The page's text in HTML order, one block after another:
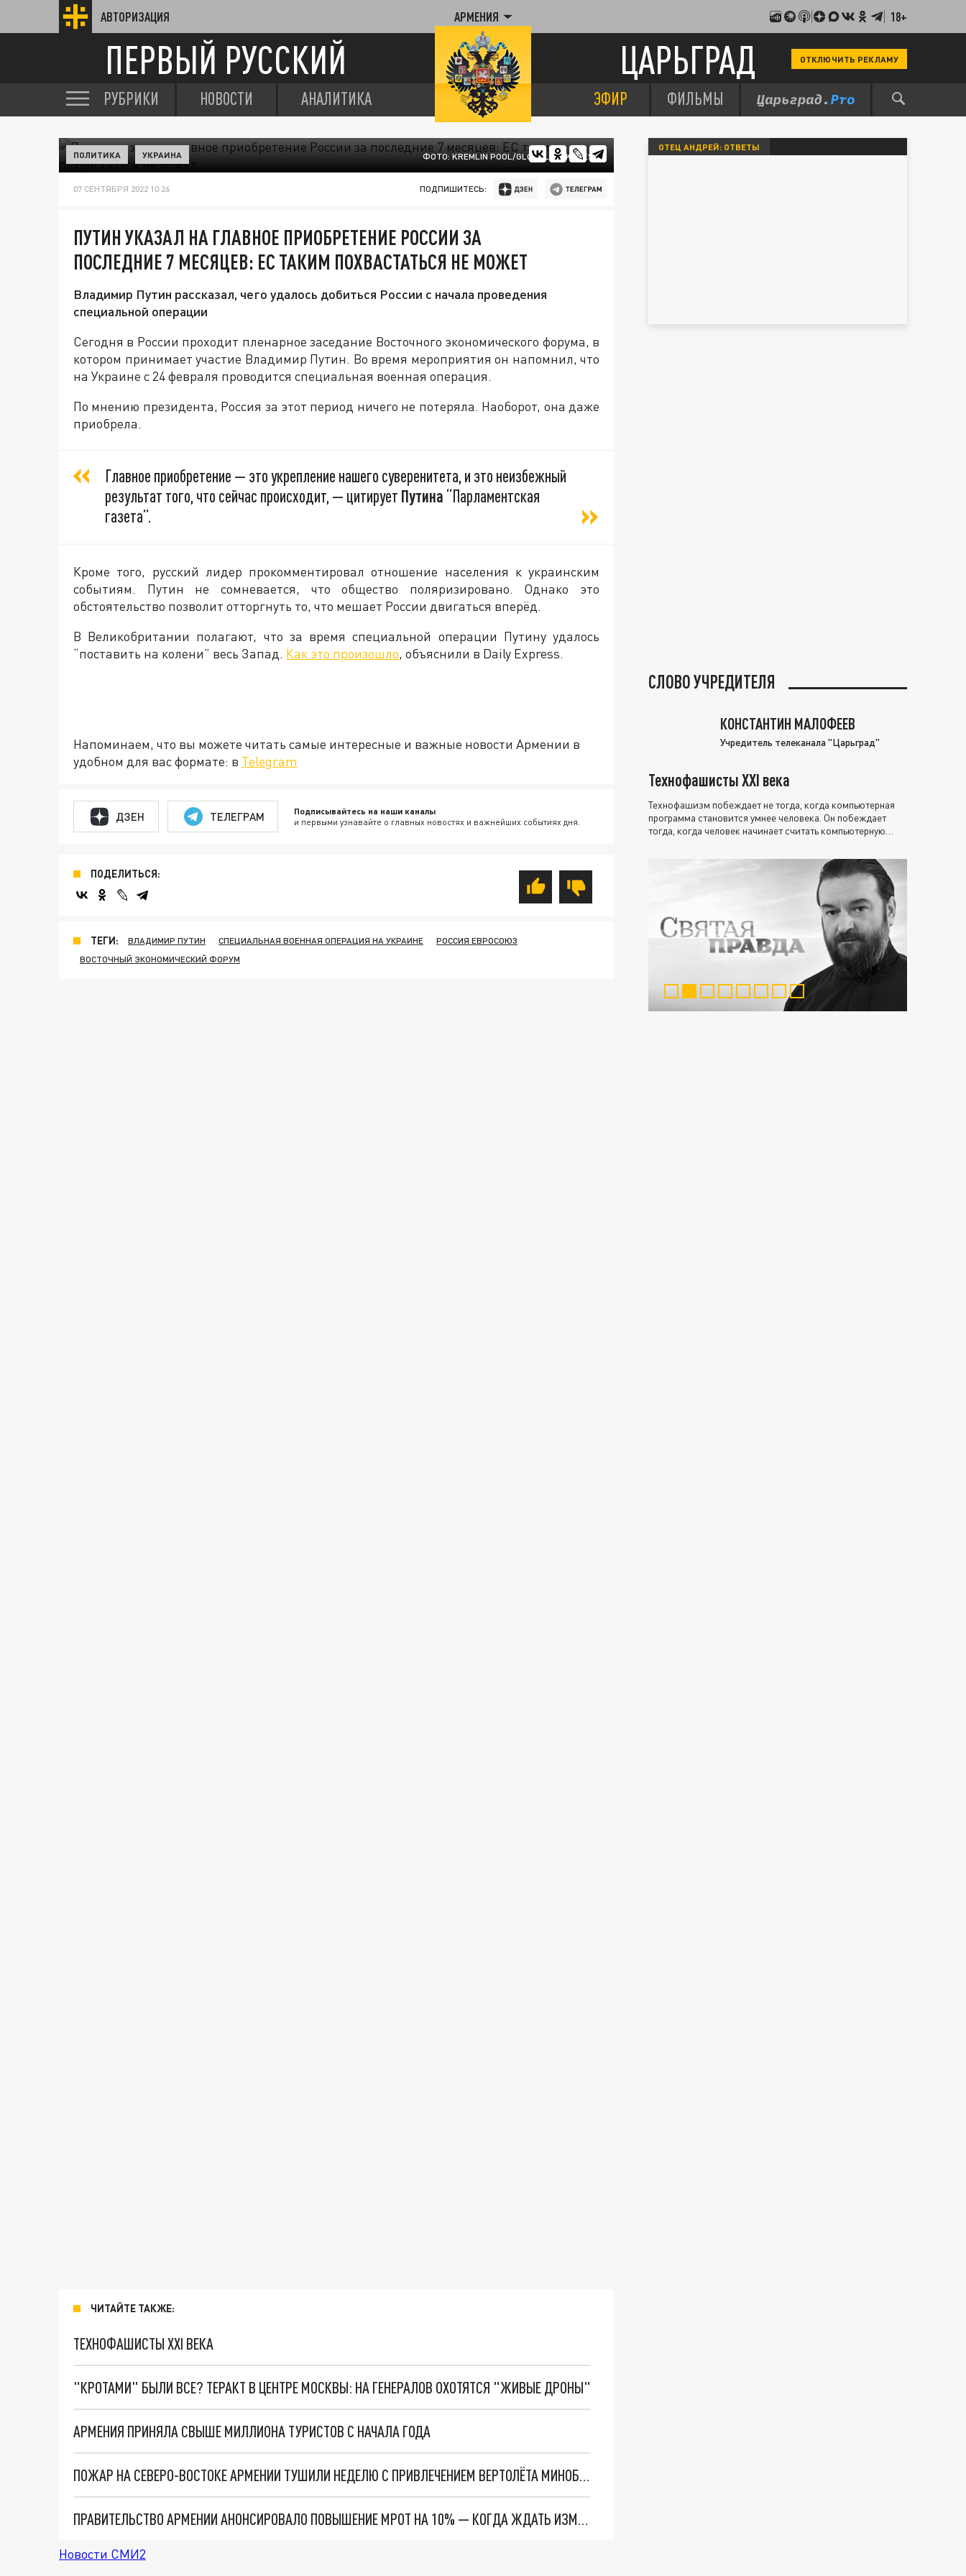
АВТОРИЗАЦИЯ АРМЕНИЯ 18+
ПЕРВЫЙ РУССКИЙ ЦАРЬГРАД ОТКЛЮЧИТЬ РЕКЛАМУ
РУБРИКИ НОВОСТИ АНАЛИТИКА ЭФИР ФИЛЬМЫ
ФОТО: KREMLIN POOL/GLOBALLOOKPRESS
ПОЛИТИКА УКРАИНА
07 СЕНТЯБРЯ 2022 10:26 ПОДПИШИТЕСЬ:
ПУТИН УКАЗАЛ НА ГЛАВНОЕ ПРИОБРЕТЕНИЕ РОССИИ ЗА
ПОСЛЕДНИЕ 7 МЕСЯЦЕВ: ЕС ТАКИМ ПОХВАСТАТЬСЯ НЕ МОЖЕТ
Владимир Путин рассказал, чего удалось добиться России с начала проведения
специальной операции
Сегодня в России проходит пленарное заседание Восточного экономического форума, в
котором принимает участие Владимир Путин. Во время мероприятия он напомнил, что
на Украине с 24 февраля проводится специальная военная операция.
По мнению президента, Россия за этот период ничего не потеряла. Наоборот, она даже
приобрела.
Главное приобретение — это укрепление нашего суверенитета, и это неизбежный
результат того, что сейчас происходит, — цитирует Путина “Парламентская
газета”.
Кроме того, русский лидер прокомментировал отношение населения к украинским
событиям. Путин не сомневается, что общество поляризировано. Однако это
обстоятельство позволит отторгнуть то, что мешает России двигаться вперёд.
В Великобритании полагают, что за время специальной операции Путину удалось
“поставить на колени” весь Запад. Как это произошло, объяснили в Daily Express.
Напоминаем, что вы можете читать самые интересные и важные новости Армении в
удобном для вас формате: в Telegram
ДЗЕН ТЕЛЕГРАМ Подписывайтесь на наши каналы
и первыми узнавайте о главных новостях и важнейших событиях дня.
ПОДЕЛИТЬСЯ:
ТЕГИ: ВЛАДИМИР ПУТИН СПЕЦИАЛЬНАЯ ВОЕННАЯ ОПЕРАЦИЯ НА УКРАИНЕ
РОССИЯ ЕВРОСОЮЗ
ВОСТОЧНЫЙ ЭКОНОМИЧЕСКИЙ ФОРУМ
ЧИТАЙТЕ ТАКЖЕ:
ТЕХНОФАШИСТЫ XXI ВЕКА
"КРОТАМИ" БЫЛИ ВСЕ? ТЕРАКТ В ЦЕНТРЕ МОСКВЫ: НА ГЕНЕРАЛОВ ОХОТЯТСЯ "ЖИВЫЕ ДРОНЫ"
АРМЕНИЯ ПРИНЯЛА СВЫШЕ МИЛЛИОНА ТУРИСТОВ С НАЧАЛА ГОДА
ПОЖАР НА СЕВЕРО-ВОСТОКЕ АРМЕНИИ ТУШИЛИ НЕДЕЛЮ С ПРИВЛЕЧЕНИЕМ ВЕРТОЛЁТА МИНОБОРОНЫ И БЕСПИЛОТНИКА
ПРАВИТЕЛЬСТВО АРМЕНИИ АНОНСИРОВАЛО ПОВЫШЕНИЕ МРОТ НА 10% — КОГДА ЖДАТЬ ИЗМЕНЕНИЙ
Новости СМИ2
ОТЕЦ АНДРЕЙ: ОТВЕТЫ
СЛОВО УЧРЕДИТЕЛЯ
КОНСТАНТИН МАЛОФЕЕВ
Учредитель телеканала "Царьград"
Технофашисты XXI века
Технофашизм побеждает не тогда, когда компьютерная
программа становится умнее человека. Он побеждает
тогда, когда человек начинает считать компьютерную